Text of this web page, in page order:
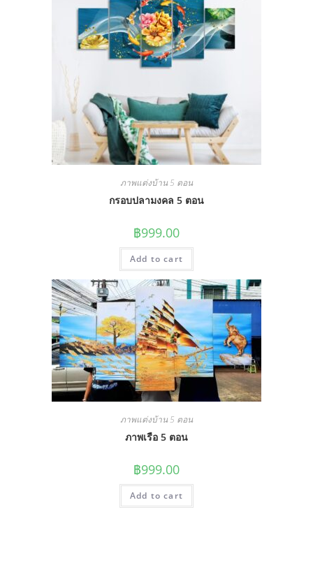
ภาพแต่งบ้าน 5 ตอน
กรอบปลามงคล 5 ตอน
฿999.00
Add to cart
ภาพแต่งบ้าน 5 ตอน
ภาพเรือ 5 ตอน
฿999.00
Add to cart